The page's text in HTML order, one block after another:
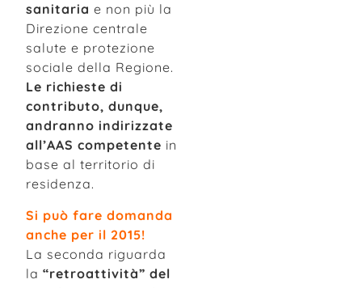
sanitaria e non più la
Direzione centrale
salute e protezione
sociale della Regione.
Le richieste di
contributo, dunque,
andranno indirizzate
all’AAS competente in
base al territorio di
residenza.
Si può fare domanda
anche per il 2015!
La seconda riguarda
la “retroattività” del